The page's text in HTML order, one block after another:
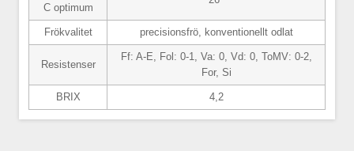
C optimum
Frökvalitet precisionsfrö, konventionellt odlat
Resistenser
Ff: A-E, Fol: 0-1, Va: 0, Vd: 0, ToMV: 0-2,
For, Si
BRIX 4,2